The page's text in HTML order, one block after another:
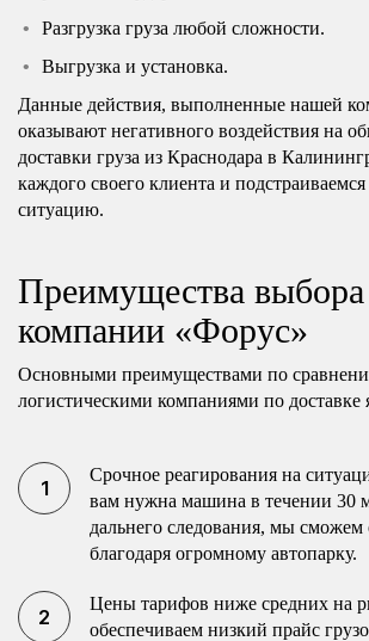
Разгрузка груза любой сложности.
Выгрузка и установка.
Данные действия, выполненные нашей
оказывают негативного воздействия на
доставки груза из Краснодара в
каждого своего клиента и
ситуацию.
Преимущества выбора
компании «Форус»
Основными преимуществами по
логистическими компаниями по доставке
Срочное реагирования на
вам нужна машина в течении 30
дальнего следования, мы сможем
благодаря огромному автопарку.
Цены тарифов ниже средних на
обеспечиваем низкий прайс